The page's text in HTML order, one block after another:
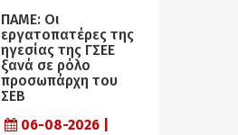
ΠΑΜΕ: Οι
εργατοπατέρες της
ηγεσίας της ΓΣΕΕ
ξανά σε ρόλο
προσωπάρχη του
ΣΕΒ
06-08-2026 |